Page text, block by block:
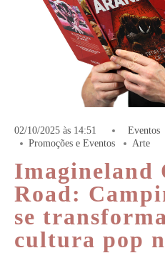
02/10/2025 às 14:51 Eventos
Promoções e Eventos
Arte
Imagineland
Road:
se
cultura pop